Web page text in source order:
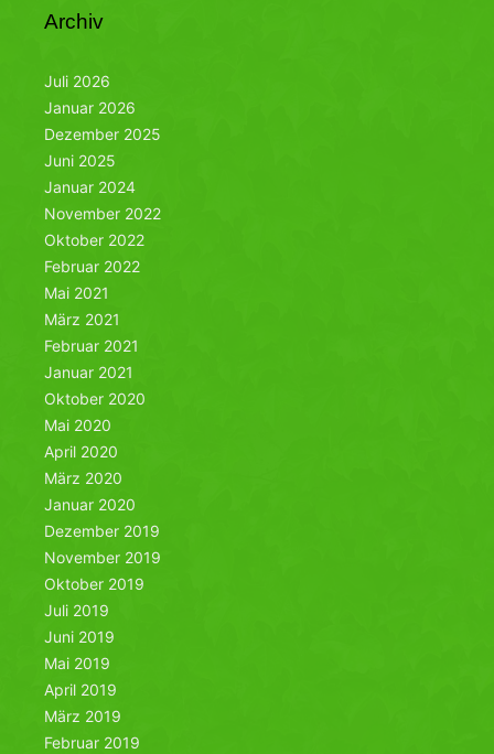
Archiv
Juli 2026
Januar 2026
Dezember 2025
Juni 2025
Januar 2024
November 2022
Oktober 2022
Februar 2022
Mai 2021
März 2021
Februar 2021
Januar 2021
Oktober 2020
Mai 2020
April 2020
März 2020
Januar 2020
Dezember 2019
November 2019
Oktober 2019
Juli 2019
Juni 2019
Mai 2019
April 2019
März 2019
Februar 2019